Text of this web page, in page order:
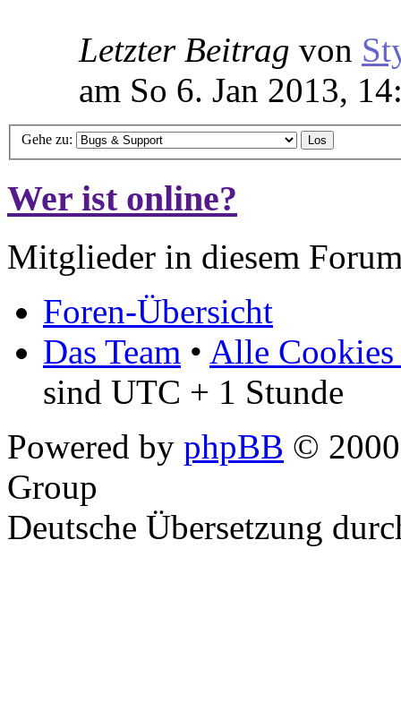
Letzter Beitrag von
am So 6. Jan 2013,
Gehe zu:
Wer ist online?
Mitglieder in diesem
Foren-Übersicht
Das Team • Alle Cookies
sind UTC + 1 Stunde
Powered by phpBB ©
Group
Deutsche Übersetzung